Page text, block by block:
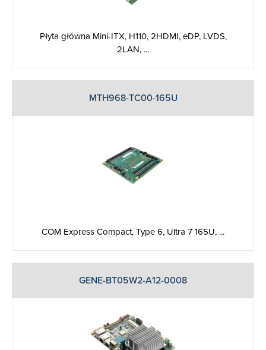
Płyta główna Mini-ITX, H110, 2HDMI, eDP, LVDS,
2LAN, ...
MTH968-TC00-165U
COM Express Compact, Type 6, Ultra 7 165U, ...
GENE-BT05W2-A12-0008